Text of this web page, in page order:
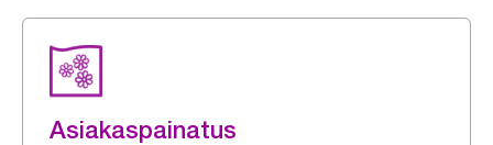
Asiakaspainatus